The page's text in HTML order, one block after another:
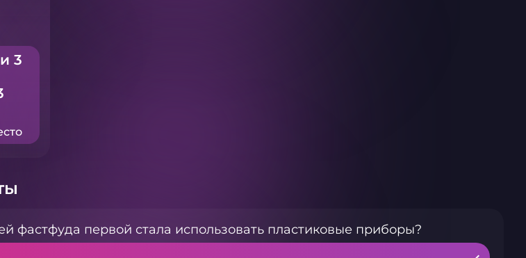
3
фастфуда первой стала использовать пластиковые приборы?